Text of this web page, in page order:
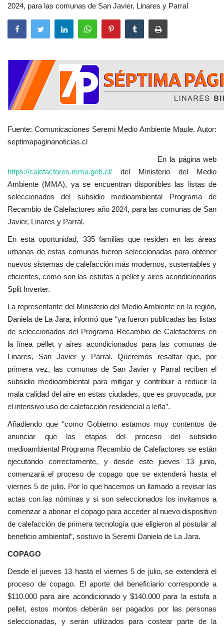
2024, para las comunas de San Javier, Linares y Parral
Fuente: Comunicaciones Seremi Medio Ambiente Maule. Autor:
septimapaginanoticias.cl
En la página web
https://calefactores.mma.gob.cl/
del Ministerio del Medio
Ambiente (MMA), ya se encuentran disponibles las listas de
seleccionados del subsidio medioambiental Programa de
Recambio de Calefactores año 2024, para las comunas de San
Javier, Linares y Parral.
En esta oportunidad, 335 familias que residen en las áreas
urbanas de estas comunas fueron seleccionadas para obtener
nuevos sistemas de calefacción más modernos, sustentables y
eficientes, como son las estufas a pellet y aires acondicionados
Split Inverter.
La representante del Ministerio del Medio Ambiente en la región,
Daniela de La Jara, informó que “ya fueron publicadas las listas
de seleccionados del Programa Recambio de Calefactores en
la línea pellet y aires acondicionados para las comunas de
Linares, San Javier y Parral. Queremos resaltar que, por
primera vez, las comunas de San Javier y Parral reciben el
subsidio medioambiental para mitigar y contribuir a reducir la
mala calidad del aire en estas ciudades, que es provocada, por
el intensivo uso de calefacción residencial a leña”.
Añadiendo que “como Gobierno estamos muy contentos de
anunciar que las etapas del proceso del subsidio
medioambiental Programa Recambio de Calefactores se están
ejecutando correctamente, y desde este jueves 13 junio,
comenzará el proceso de copago que se extenderá hasta el
viernes 5 de julio. Por lo que hacemos un llamado a revisar las
actas con las nóminas y si son seleccionados los invitamos a
comenzar a abonar el copago para acceder al nuevo dispositivo
de calefacción de primera tecnología que eligieron al postular al
beneficio ambiental”, sostuvo la Seremi Daniela de La Jara.
COPAGO
Desde el jueves 13 hasta el viernes 5 de julio, se extenderá el
proceso de copago. El aporte del beneficiario corresponde a
$110.000 para aire acondicionado y $140.000 para la estufa a
pellet, estos montos deberán ser pagados por las personas
seleccionadas, y serán utilizados para costear parte de la